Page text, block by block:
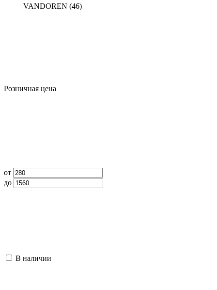
VANDOREN (46)
Розничная цена
от
до
В наличии